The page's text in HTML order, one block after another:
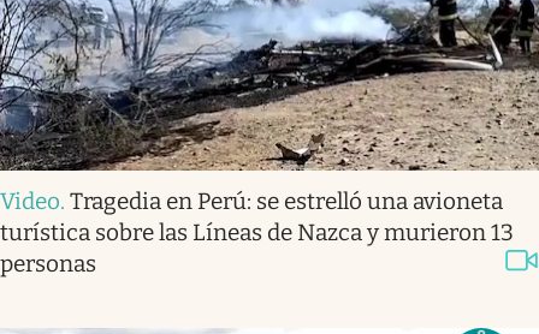
Video. Tragedia en Perú: se estrelló una avioneta
turística sobre las Líneas de Nazca y murieron 13
personas